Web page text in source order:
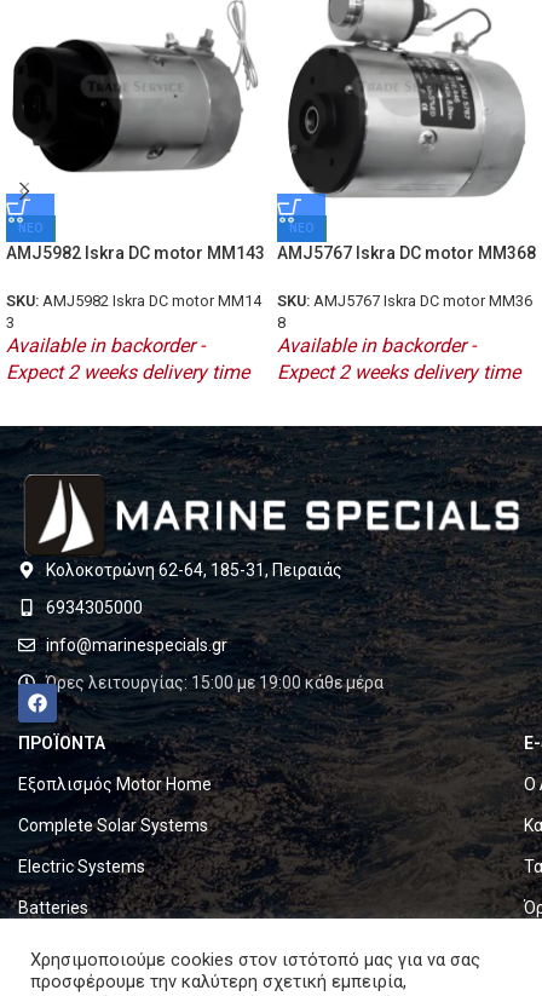
ΝΕΟ
AMJ5982 Iskra DC motor MM143
SKU: AMJ5982 Iskra DC motor MM14
3
Available in backorder -
Expect 2 weeks delivery time
ΝΕΟ
AMJ5767 Iskra DC motor MM368
SKU: AMJ5767 Iskra DC motor MM36
8
Available in backorder -
Expect 2 weeks delivery time
Κολοκοτρώνη 62-64, 185-31, Πειραιάς
6934305000
info@marinespecials.gr
Ώρες λειτουργίας: 15:00 με 19:00 κάθε μέρα
ΠΡΟΪΟΝΤΑ
Εξοπλισμός Motor Home
Complete Solar Systems
Electric Systems
Batteries
Set & Fold Solar Panels
Marine Equipment
Ο
Χρησιμοποιούμε cookies στον ιστότοπό μας για να σας
προσφέρουμε την καλύτερη σχετική εμπειρία,